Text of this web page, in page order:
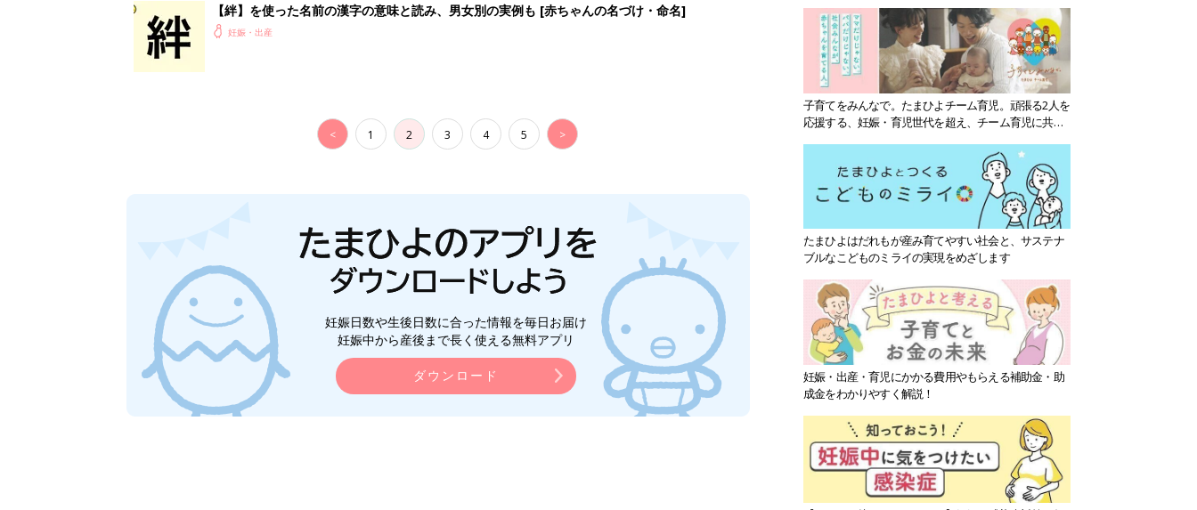
【絆】を使った名前の漢字の意味と読み、男女別の実例も [赤ちゃんの名づけ・命名]
妊娠・出産
< 1 2 3 4 5 >
妊娠日数や生後日数に合った情報を毎日お届け
妊娠中から産後まで長く使える無料アプリ
ダウンロード
子育てをみんなで。たまひよチーム育児。頑張る2人を
応援する、妊娠・育児世代を超え、チーム育児に共感
たまひよはだれもが産み育てやすい社会と、サステナ
ブルなこどものミライの実現をめざします
妊娠・出産・育児にかかる費用やもらえる補助金・助
成金をわかりやすく解説！